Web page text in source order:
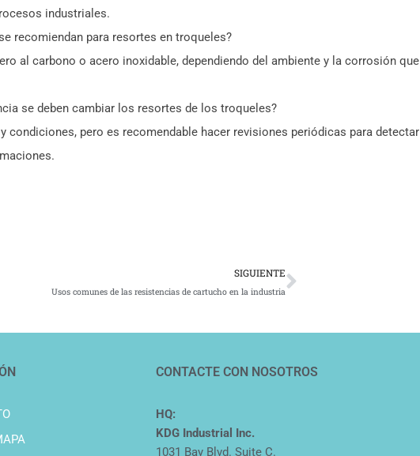
industriales.
recomiendan para resortes en troqueles?
al carbono o acero inoxidable, dependiendo del ambiente y la corrosión que
se deben cambiar los resortes de los troqueles?
condiciones, pero es recomendable hacer revisiones periódicas para detectar
SIGUIENTE
Usos comunes de las resistencias de cartucho en la industria
Siguiente
CONTACTE CON NOSOTROS
HQ:
KDG Industrial Inc.
1031 Bay Blvd. Suite C.